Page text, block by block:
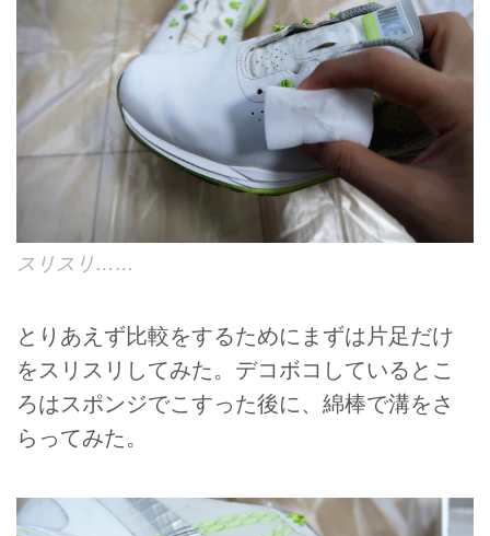
スリスリ……
とりあえず比較をするためにまずは片足だけ
をスリスリしてみた。デコボコしているとこ
ろはスポンジでこすった後に、綿棒で溝をさ
らってみた。